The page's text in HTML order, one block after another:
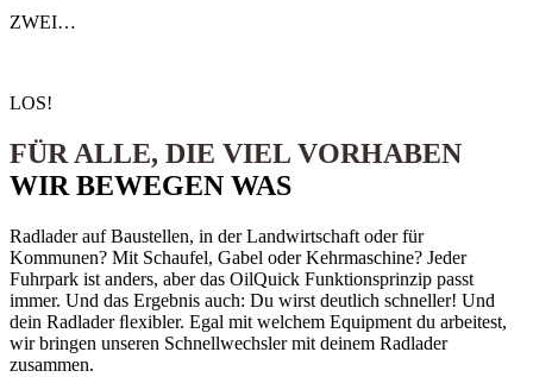
ZWEI…
LOS!
FÜR ALLE, DIE VIEL VORHABEN
WIR BEWEGEN WAS
Radlader auf Baustellen, in der Landwirtschaft oder für
Kommunen? Mit Schaufel, Gabel oder Kehrmaschine? Jeder
Fuhrpark ist anders, aber das OilQuick Funktionsprinzip passt
immer. Und das Ergebnis auch: Du wirst deutlich schneller! Und
dein Radlader ﬂexibler. Egal mit welchem Equipment du arbeitest,
wir bringen unseren Schnellwechsler mit deinem Radlader
zusammen.